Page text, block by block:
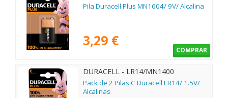
Pila Duracell Plus MN1604/ 9V/ Alcalina
3,29 €
COMPRAR
DURACELL - LR14/MN1400
Pack de 2 Pilas C Duracell LR14/ 1.5V/
Alcalinas